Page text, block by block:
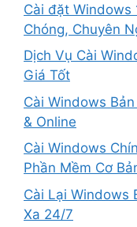
Cài đặt Windows
Chóng, Chuyên
Dịch Vụ Cài
Giá Tốt
Cài Windows
& Online
Cài Windows
Phần Mềm Cơ
Cài Lại Windows
Xa 24/7